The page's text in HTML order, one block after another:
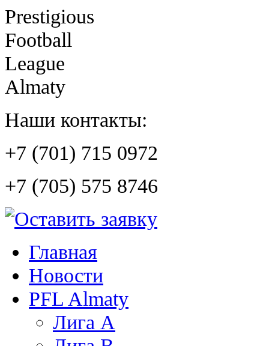
Prestigious
Football
League
Almaty
Наши контакты:
+7 (701) 715 0972
+7 (705) 575 8746
Главная
Новости
PFL Almaty
Лига A